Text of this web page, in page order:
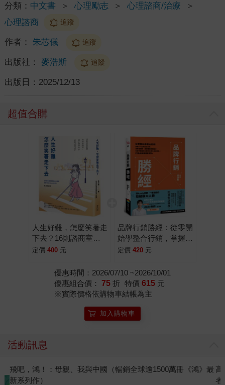
分類： 中文書 ＞ 心理勵志 ＞ 心理諮商/治療
＞
心理諮商
追蹤
作者： 朱芯儀 追蹤
出版社： 麥浩斯 追蹤
出版日： 2025/12/13
超值合購
人生好難，怎麼笑著走
下去？16則諮商室裡
的復原練習，讓心理師
定價 400 元
品牌行銷勝經：從零開
始學整合行銷，掌握
360品牌定位系統、消
程設計、年度行銷檔期
企劃到差異化關鍵訊
息，打造品牌價值影響
定價 420 元
優惠時間：2026/07/10 ~2026/10/01
優惠組合價： 75 折 特價 615 元
※實際價格依購物車結帳為主
加入購物車
活動訊息
飛吧，鴻！：母親、我與中國（暢銷全球逾1500萬冊《鴻》最
新系列作）
高
者